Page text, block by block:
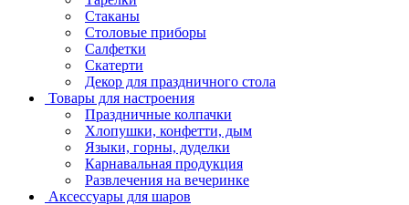
Стаканы
Столовые приборы
Салфетки
Скатерти
Декор для праздничного стола
Товары для настроения
Праздничные колпачки
Хлопушки, конфетти, дым
Языки, горны, дуделки
Карнавальная продукция
Развлечения на вечеринке
Аксессуары для шаров